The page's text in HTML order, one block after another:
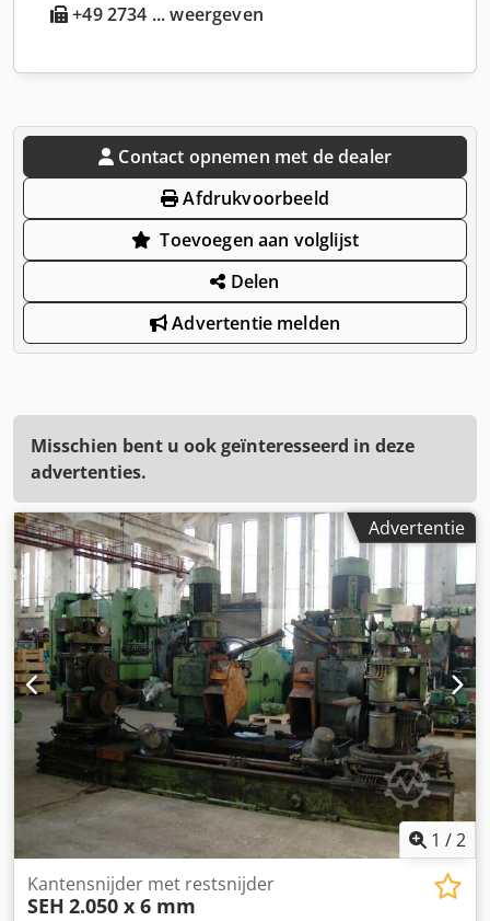
+49 2734 ... weergeven
Contact opnemen met de dealer
Afdrukvoorbeeld
Toevoegen aan volglijst
Delen
Advertentie melden
Misschien bent u ook geïnteresseerd in deze
advertenties.
Advertentie
1 /2
Kantensnijder met restsnijder
SEH 2.050 x 6 mm